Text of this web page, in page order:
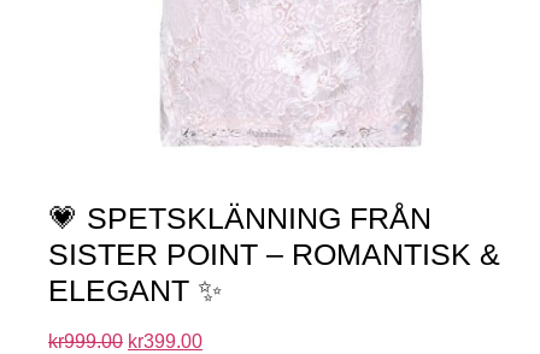
💗 SPETSKLÄNNING FRÅN
SISTER POINT – ROMANTISK &
ELEGANT ✨
kr999.00 kr399.00